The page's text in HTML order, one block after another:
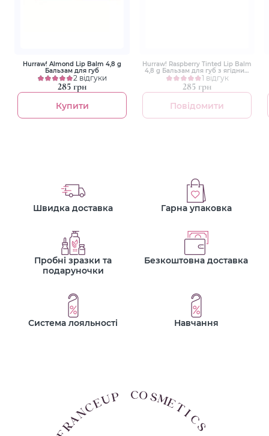
Hurraw! Almond Lip Balm 4,8 g
Бальзам для губ
2 відгуки
285 грн
Купити
Hurraw! Raspberry Tinted Lip Balm
4,8 g Бальзам для губ з ягідним
відтінком1 відгук
285 грн
Повідомити
Швидка доставка Гарна упаковка
Пробні зразки та
подаруночки
Безкоштовна доставка
Система лояльності Навчання